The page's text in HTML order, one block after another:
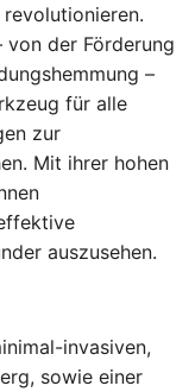
von der Förderung
–
für alle
zur
Mit ihrer hohen
auszusehen.
invasiven,
sowie einer